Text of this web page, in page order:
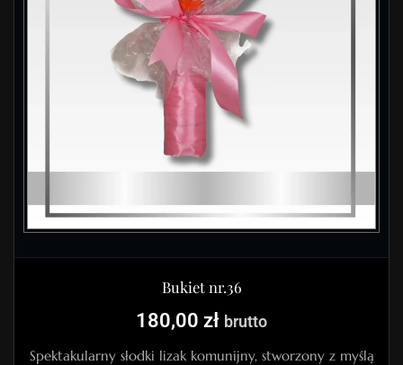
Bukiet nr.36
180,00 zł brutto
Spektakularny słodki lizak komunijny, stworzony z myślą